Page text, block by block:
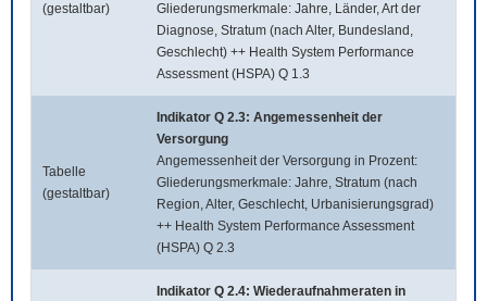
(gestaltbar)
Gliederungsmerkmale: Jahre, Länder, Art der
Diagnose, Stratum (nach Alter, Bundesland,
Geschlecht) ++ Health System Performance
Assessment (HSPA) Q 1.3
Tabelle
(gestaltbar)
Indikator Q 2.3: Angemessenheit der
Versorgung
Angemessenheit der Versorgung in Prozent:
Gliederungsmerkmale: Jahre, Stratum (nach
Region, Alter, Geschlecht, Urbanisierungsgrad)
++ Health System Performance Assessment
(HSPA) Q 2.3
Indikator Q 2.4: Wiederaufnahmeraten in